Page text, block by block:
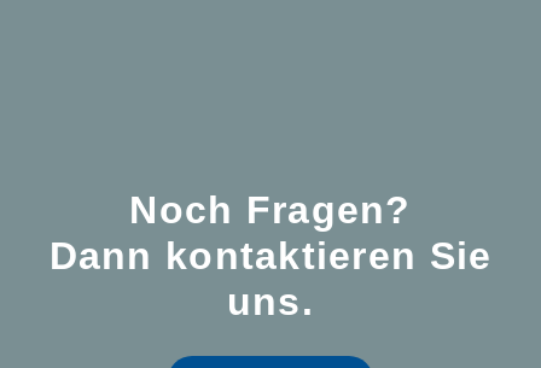
Noch Fragen?
Dann kontaktieren Sie
uns.